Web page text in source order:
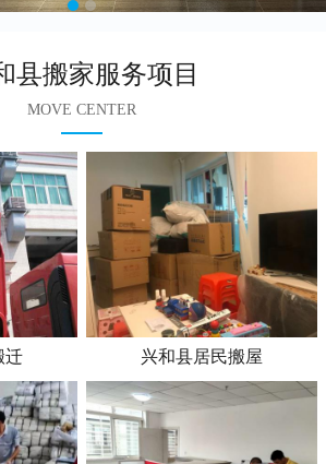
县搬家服务项目
MOVE CENTER
迁 兴和县居民搬屋